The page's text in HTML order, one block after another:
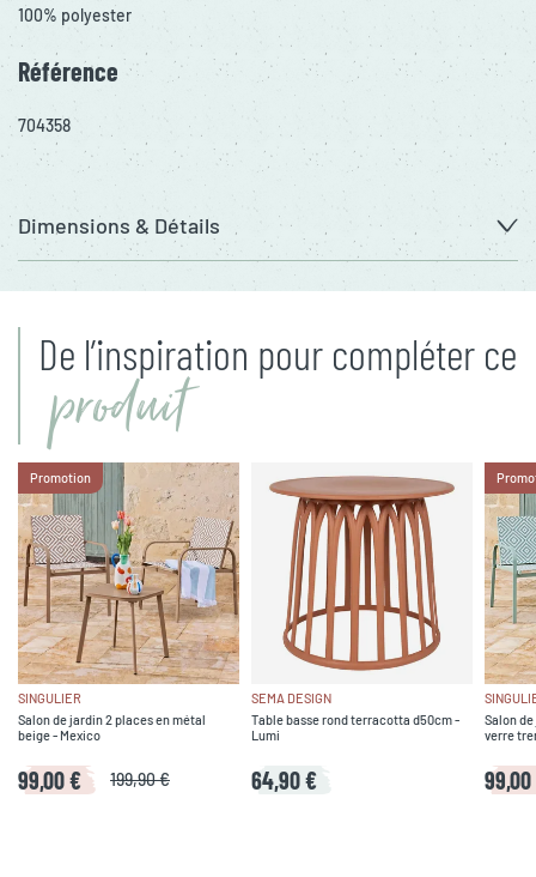
100% polyester
Référence
704358
Dimensions & Détails
De l’inspiration pour compléter ce
produit
Promotion
SINGULIER
Salon de jardin 2 places en métal
beige - Mexico
99,00 € 199,90 €
SEMA DESIGN
Table basse rond terracotta d50cm -
Lumi
64,90 €
Salon
verre